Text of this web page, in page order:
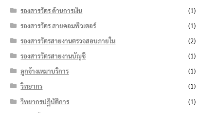
รองสารวัตร ด้านการเงิน
(1)
รองสารวัตร สายคอมพิวเตอร์
(1)
รองสารวัตรสายงานตรวจสอบภายใน
(2)
รองสารวัตรสายงานบัญชี
(1)
ลูกจ้างเหมาบริการ
(1)
วิทยากร
(1)
วิทยากรปฏิบัติการ
(1)